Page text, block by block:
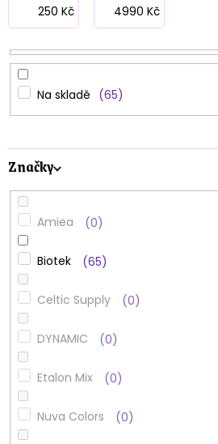
r
o
d
u
k
t
ů
250 Kč 4990 Kč
Na skladě 65
Značky
Amiea 0
Biotek 65
Celtic Supply 0
DYNAMIC 0
Etalon Mix 0
Nuva Colors 0